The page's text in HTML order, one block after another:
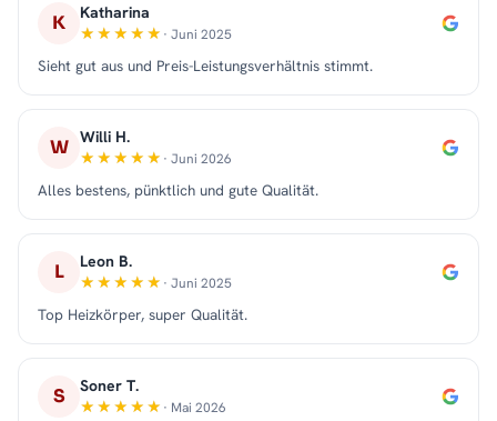
K Katharina
· Juni 2025
Sieht gut aus und Preis-Leistungsverhältnis stimmt.
W Willi H.
· Juni 2026
Alles bestens, pünktlich und gute Qualität.
L Leon B.
· Juni 2025
Top Heizkörper, super Qualität.
S Soner T.
· Mai 2026